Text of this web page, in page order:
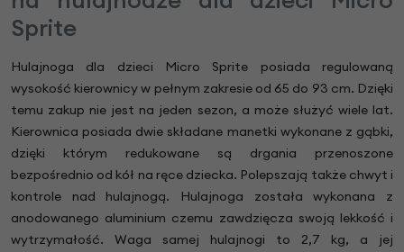
Sprite
Hulajnoga dla dzieci Micro Sprite posiada regulowaną
wysokość kierownicy w pełnym zakresie od 65 do 93 cm. Dzięki
temu zakup nie jest na jeden sezon, a może służyć wiele lat.
Kierownica posiada dwie składane manetki wykonane z gąbki,
dzięki którym redukowane są drgania przenoszone
bezpośrednio od kół na ręce dziecka. Polepszają także chwyt i
kontrole nad hulajnogą. Hulajnoga została wykonana z
anodowanego aluminium czemu zawdzięcza swoją lekkość i
wytrzymałość. Waga samej hulajnogi to 2,7 kg, a jej